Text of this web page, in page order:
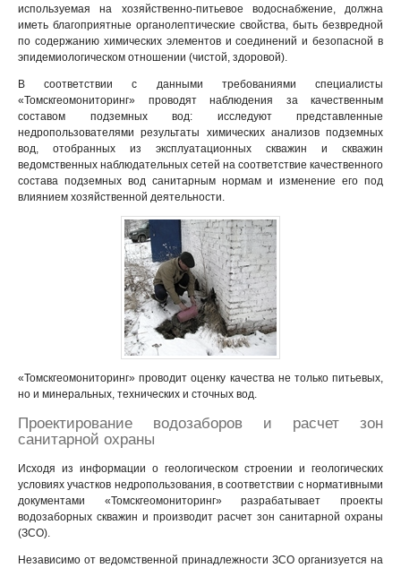
используемая на хозяйственно-питьевое водоснабжение, должна
иметь благоприятные органолептические свойства, быть безвредной
по содержанию химических элементов и соединений и безопасной в
эпидемиологическом отношении (чистой, здоровой).
В соответствии с данными требованиями специалисты
«Томскгеомониторинг» проводят наблюдения за качественным
составом подземных вод: исследуют представленные
недропользователями результаты химических анализов подземных
вод, отобранных из эксплуатационных скважин и скважин
ведомственных наблюдательных сетей на соответствие качественного
состава подземных вод санитарным нормам и изменение его под
влиянием хозяйственной деятельности.
«Томскгеомониторинг» проводит оценку качества не только питьевых,
но и минеральных, технических и сточных вод.
Проектирование водозаборов и расчет зон
санитарной охраны
Исходя из информации о геологическом строении и геологических
условиях участков недропользования, в соответствии с нормативными
документами «Томскгеомониторинг» разрабатывает проекты
водозаборных скважин и производит расчет зон санитарной охраны
(ЗСО).
Независимо от ведомственной принадлежности ЗСО организуется на